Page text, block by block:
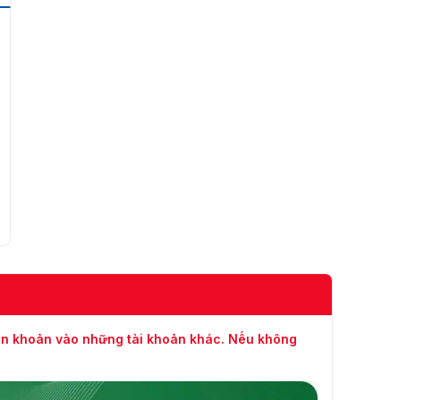
khoản vào những tài khoản khác. Nếu không